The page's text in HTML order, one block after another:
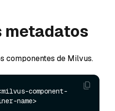
metadatos
componentes de Milvus.
component-